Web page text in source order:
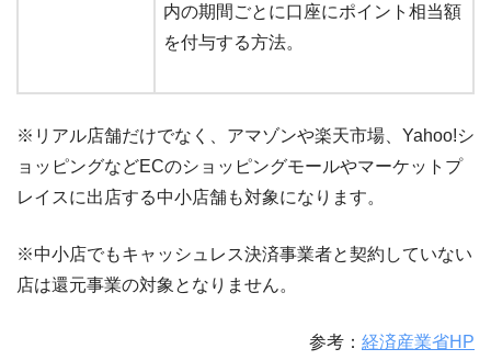
内の期間ごとに口座にポイント相当額
を付与する方法。
※リアル店舗だけでなく、アマゾンや楽天市場、Yahoo!シ
ョッピングなどECのショッピングモールやマーケットプ
レイスに出店する中小店舗も対象になります。
※中小店でもキャッシュレス決済事業者と契約していない
店は還元事業の対象となりません。
参考： 経済産業省HP